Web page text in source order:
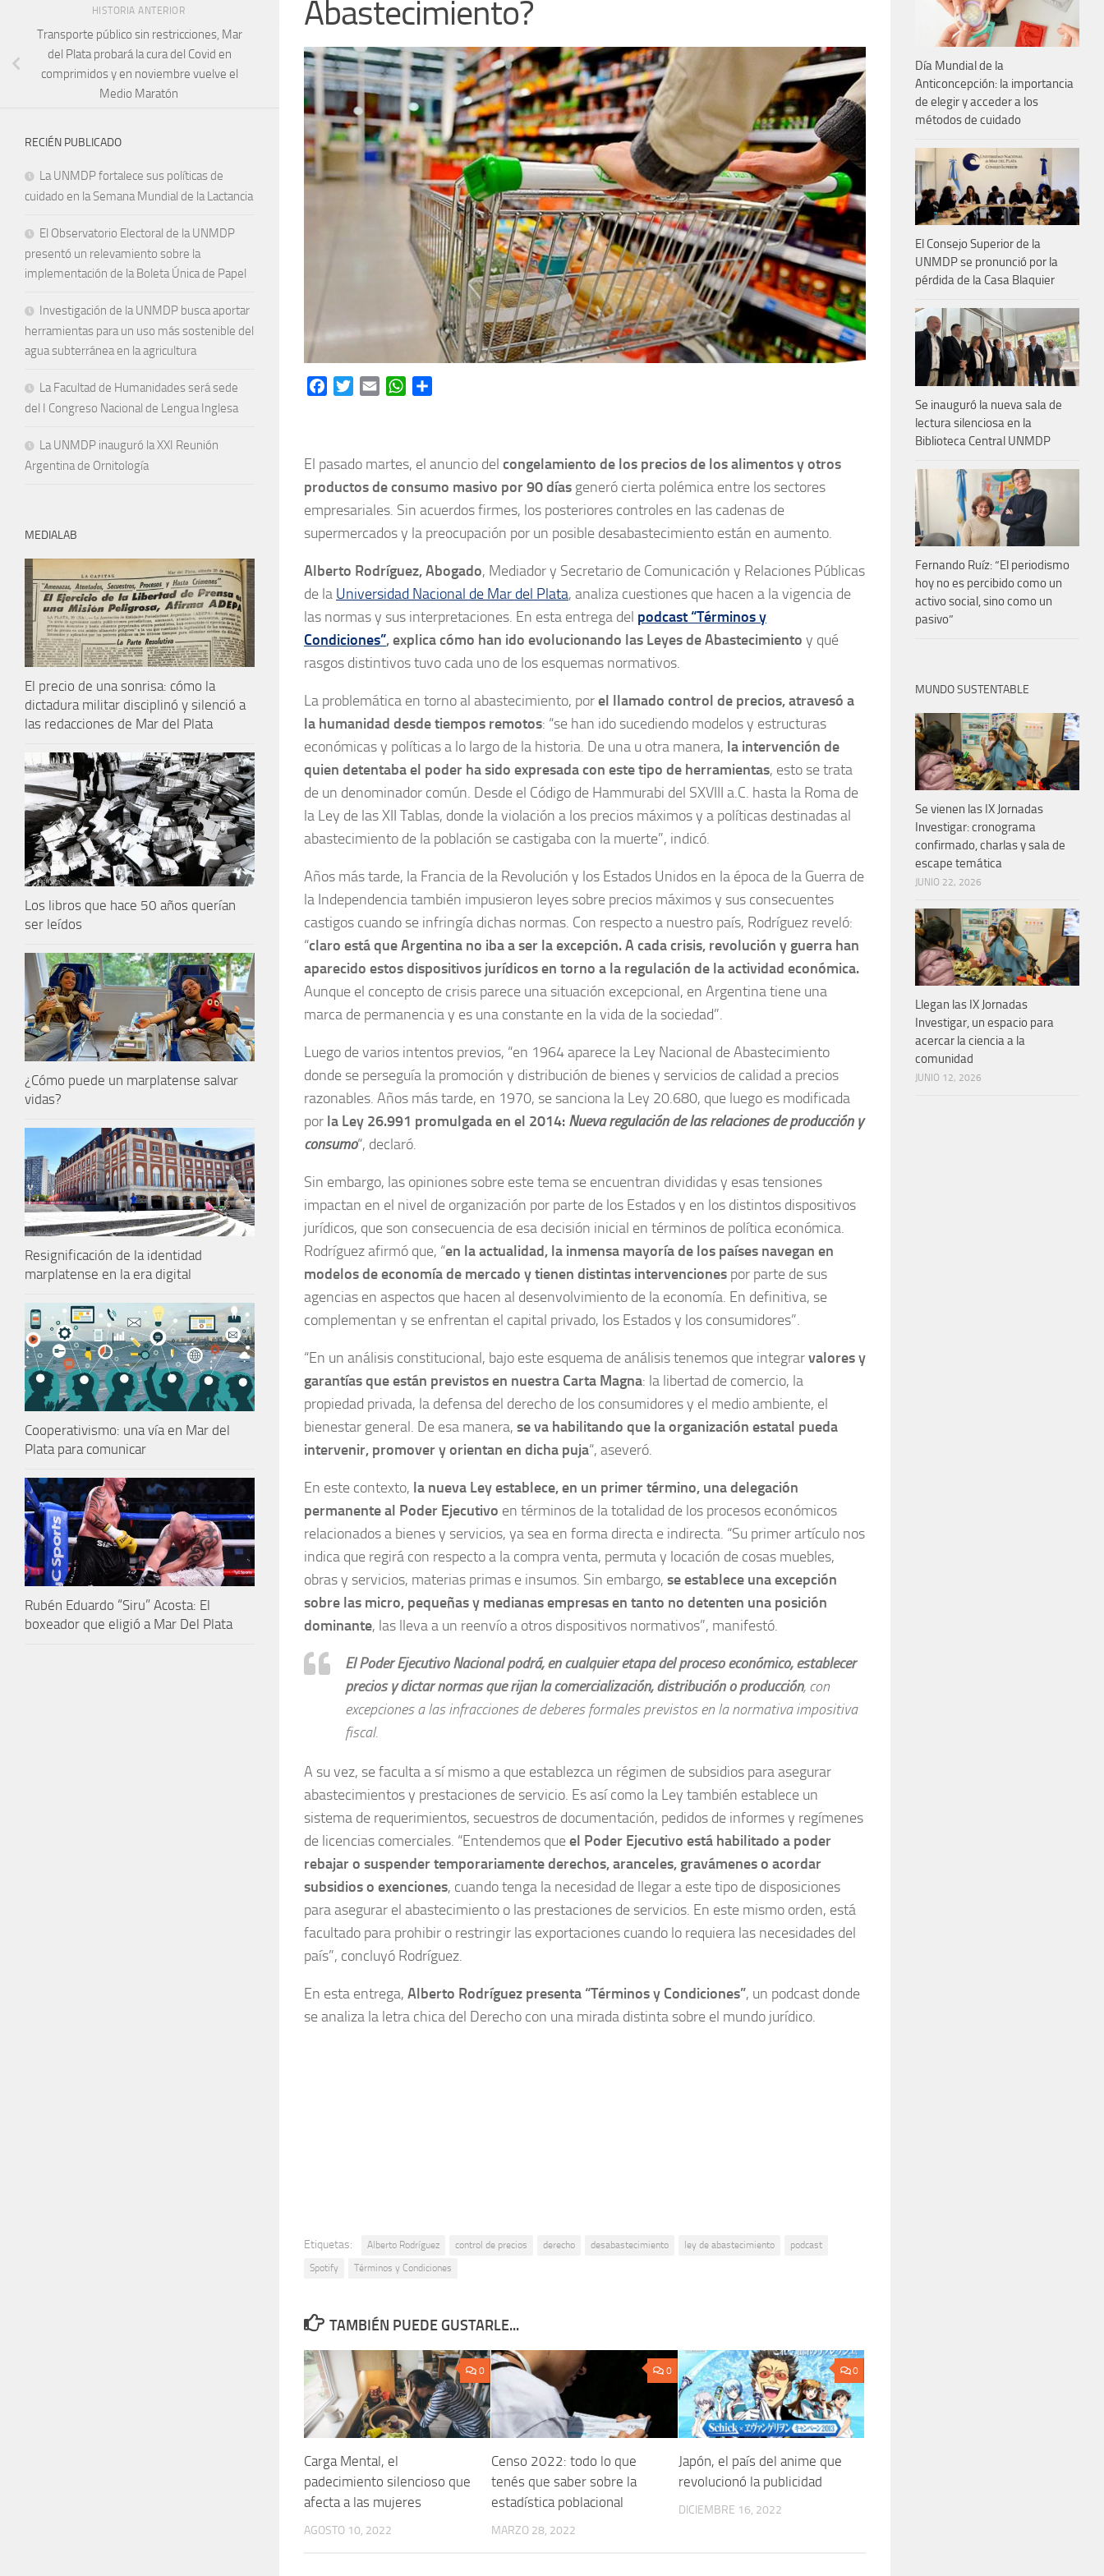
Abastecimiento?
FacebookTwitterEmail WhatsApp
El pasado martes, el anuncio del congelamiento de los precios de los alimentos y otros
productos de consumo masivo por 90 días generó cierta polémica entre los sectores
empresariales. Sin acuerdos firmes, los posteriores controles en las cadenas de
supermercados y la preocupación por un posible desabastecimiento están en aumento.
Alberto Rodríguez, Abogado, Mediador y Secretario de Comunicación y Relaciones Públicas
de la Universidad Nacional de Mar del Plata, analiza cuestiones que hacen a la vigencia de
las normas y sus interpretaciones. En esta entrega del podcast “Términos y
Condiciones”, explica cómo han ido evolucionando las Leyes de Abastecimiento y qué
rasgos distintivos tuvo cada uno de los esquemas normativos.
La problemática en torno al abastecimiento, porel llamado control de precios, atravesó a
la humanidad desde tiempos remotos: “se han ido sucediendo modelos y estructuras
económicas y políticas a lo largo de la historia. De una u otra manera, la intervención de
quien detentaba el poder ha sido expresada con este tipo de herramientas, esto se trata
de un denominador común. Desde el Código de Hammurabi del SXVIII a.C. hasta la Roma de
la Ley de las XII Tablas, donde la violación a los precios máximos y a políticas destinadas al
abastecimiento de la población se castigaba con la muerte”, indicó.
Años más tarde, la Francia de la Revolución y los Estados Unidos en la época de la Guerra de
la Independencia también impusieron leyes sobre precios máximos y sus consecuentes
castigos cuando se infringía dichas normas. Con respecto a nuestro país, Rodríguez reveló:
“claro está que Argentina no iba a ser la excepción. A cada crisis, revolución y guerra han
aparecido estos dispositivos jurídicos en torno a la regulación de la actividad económica.
Aunque el concepto de crisis parece una situación excepcional, en Argentina tiene una
marca de permanencia y es una constante en la vida de la sociedad”.
Luego de varios intentos previos, “en 1964 aparece la Ley Nacional de Abastecimiento
donde se perseguía la promoción y distribución de bienes y servicios de calidad a precios
razonables. Años más tarde, en 1970, se sanciona la Ley 20.680, que luego es modificada
por la Ley 26.991 promulgada en el 2014: Nueva regulación de las relaciones de producción y
consumo“, declaró.
Sin embargo, las opiniones sobre este tema se encuentran divididas y esas tensiones
impactan en el nivel de organización por parte de los Estados y en los distintos dispositivos
jurídicos, que son consecuencia de esa decisión inicial en términos de política económica.
Rodríguez afirmó que, “en la actualidad, la inmensa mayoría de los países navegan en
modelos de economía de mercado y tienen distintas intervenciones por parte de sus
agencias en aspectos que hacen al desenvolvimiento de la economía. En definitiva, se
complementan y se enfrentan el capital privado, los Estados y los consumidores”.
“En un análisis constitucional, bajo este esquema de análisis tenemos que integrarvalores y
garantías que están previstos en nuestra Carta Magna: la libertad de comercio, la
propiedad privada, la defensa del derecho de los consumidores y el medio ambiente, el
bienestar general. De esa manera, se va habilitando que la organización estatal pueda
intervenir, promover y orientan en dicha puja“, aseveró.
En este contexto, la nueva Ley establece, en un primer término, una delegación
permanente al Poder Ejecutivo en términos de la totalidad de los procesos económicos
relacionados a bienes y servicios, ya sea en forma directa e indirecta. “Su primer artículo nos
indica que regirá con respecto a la compra venta, permuta y locación de cosas muebles,
obras y servicios, materias primas e insumos. Sin embargo, se establece una excepción
sobre las micro, pequeñas y medianas empresas en tanto no detenten una posición
dominante, las lleva a un reenvío a otros dispositivos normativos”, manifestó.
El Poder Ejecutivo Nacional podrá, en cualquier etapa del proceso económico, establecer
precios y dictar normas que rijan la comercialización, distribución o producción, con
excepciones a las infracciones de deberes formales previstos en la normativa impositiva
fiscal.
A su vez, se faculta a sí mismo a que establezca un régimen de subsidios para asegurar
abastecimientos y prestaciones de servicio. Es así como la Ley también establece un
sistema de requerimientos, secuestros de documentación, pedidos de informes y regímenes
de licencias comerciales. “Entendemos queel Poder Ejecutivo está habilitado a poder
rebajar o suspender temporariamente derechos, aranceles, gravámenes o acordar
subsidios o exenciones, cuando tenga la necesidad de llegar a este tipo de disposiciones
para asegurar el abastecimiento o las prestaciones de servicios. En este mismo orden, está
facultado para prohibir o restringir las exportaciones cuando lo requiera las necesidades del
país”, concluyó Rodríguez.
En esta entrega, Alberto Rodríguez presenta “Términos y Condiciones”, un podcast donde
se analiza la letra chica del Derecho con una mirada distinta sobre el mundo jurídico.
Etiquetas: Alberto Rodríguez control de precios derecho desabastecimiento ley de abastecimiento
podcast
Spotify
Términos y Condiciones
TAMBIÉN PUEDE GUSTARLE...
0
Carga Mental, el
padecimiento silencioso que
afecta a las mujeres
AGOSTO 10, 2022
0
Censo 2022: todo lo que
tenés que saber sobre la
estadística poblacional
MARZO 28, 2022
0
Japón, el país del anime que
revolucionó la publicidad
DICIEMBRE 16, 2022
HISTORIA ANTERIOR
Transporte público sin restricciones, Mar
del Plata probará la cura del Covid en
comprimidos y en noviembre vuelve el
Medio Maratón
RECIÉN PUBLICADO
La UNMDP fortalece sus políticas de
cuidado en la Semana Mundial de la Lactancia
El Observatorio Electoral de la UNMDP
presentó un relevamiento sobre la
implementación de la Boleta Única de Papel
Investigación de la UNMDP busca aportar
herramientas para un uso más sostenible del
agua subterránea en la agricultura
La Facultad de Humanidades será sede
del I Congreso Nacional de Lengua Inglesa
La UNMDP inauguró la XXI Reunión
Argentina de Ornitología
MEDIALAB
El precio de una sonrisa: cómo la
dictadura militar disciplinó y silenció a
las redacciones de Mar del Plata
Los libros que hace 50 años querían
ser leídos
¿Cómo puede un marplatense salvar
vidas?
Resignificación de la identidad
marplatense en la era digital
Cooperativismo: una vía en Mar del
Plata para comunicar
Rubén Eduardo “Siru” Acosta: El
boxeador que eligió a Mar Del Plata
Día Mundial de la
Anticoncepción: la importancia
de elegir y acceder a los
métodos de cuidado
El Consejo Superior de la
UNMDP se pronunció por la
pérdida de la Casa Blaquier
Se inauguró la nueva sala de
lectura silenciosa en la
Biblioteca Central UNMDP
Fernando Ruíz: “El periodismo
hoy no es percibido como un
activo social, sino como un
pasivo”
MUNDO SUSTENTABLE
Se vienen las IX Jornadas
Investigar: cronograma
confirmado, charlas y sala de
escape temática
JUNIO 22, 2026
Llegan las IX Jornadas
Investigar, un espacio para
acercar la ciencia a la
comunidad
JUNIO 12, 2026